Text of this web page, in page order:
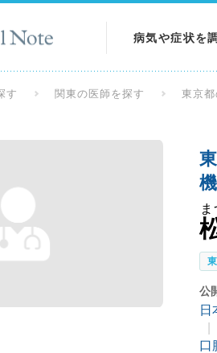
病気や症状を
検査を調べる
す 関東の医師を探す 東京
公
日
口